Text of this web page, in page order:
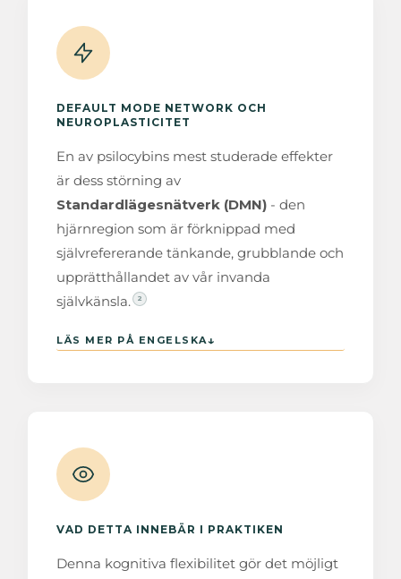
DEFAULT MODE NETWORK OCH
NEUROPLASTICITET
En av psilocybins mest studerade effekter
är dess störning av
Standardlägesnätverk (DMN) - den
hjärnregion som är förknippad med
självrefererande tänkande, grubblande och
upprätthållandet av vår invanda
självkänsla.
2
LÄS MER PÅ ENGELSKA↓
VAD DETTA INNEBÄR I PRAKTIKEN
Denna kognitiva flexibilitet gör det möjligt